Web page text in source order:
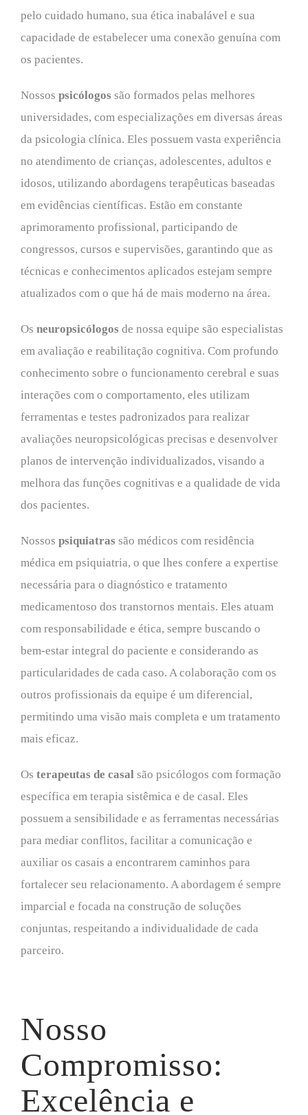
pelo cuidado humano, sua ética inabalável e sua
capacidade de estabelecer uma conexão genuína com
os pacientes.
Nossos psicólogos são formados pelas melhores
universidades, com especializações em diversas áreas
da psicologia clínica. Eles possuem vasta experiência
no atendimento de crianças, adolescentes, adultos e
idosos, utilizando abordagens terapêuticas baseadas
em evidências científicas. Estão em constante
aprimoramento profissional, participando de
congressos, cursos e supervisões, garantindo que as
técnicas e conhecimentos aplicados estejam sempre
atualizados com o que há de mais moderno na área.
Os neuropsicólogos de nossa equipe são especialistas
em avaliação e reabilitação cognitiva. Com profundo
conhecimento sobre o funcionamento cerebral e suas
interações com o comportamento, eles utilizam
ferramentas e testes padronizados para realizar
avaliações neuropsicológicas precisas e desenvolver
planos de intervenção individualizados, visando a
melhora das funções cognitivas e a qualidade de vida
dos pacientes.
Nossos psiquiatras são médicos com residência
médica em psiquiatria, o que lhes confere a expertise
necessária para o diagnóstico e tratamento
medicamentoso dos transtornos mentais. Eles atuam
com responsabilidade e ética, sempre buscando o
bem-estar integral do paciente e considerando as
particularidades de cada caso. A colaboração com os
outros profissionais da equipe é um diferencial,
permitindo uma visão mais completa e um tratamento
mais eficaz.
Os terapeutas de casal são psicólogos com formação
específica em terapia sistêmica e de casal. Eles
possuem a sensibilidade e as ferramentas necessárias
para mediar conflitos, facilitar a comunicação e
auxiliar os casais a encontrarem caminhos para
fortalecer seu relacionamento. A abordagem é sempre
imparcial e focada na construção de soluções
conjuntas, respeitando a individualidade de cada
parceiro.
Nosso
Compromisso:
Excelência e